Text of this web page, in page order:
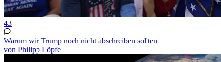
43
Warum wir Trump noch nicht abschreiben sollten
von Philipp Löpfe